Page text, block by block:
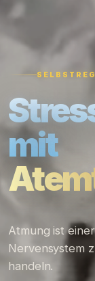
mit
Atmung ist
Nervensystem
handeln.